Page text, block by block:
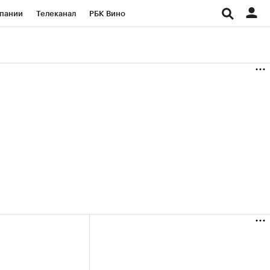
Телеканал РБК Вино